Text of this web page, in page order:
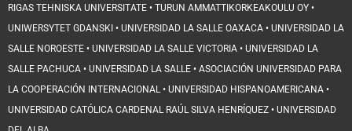
RIGAS TEHNISKA UNIVERSITATE • TURUN AMMATTIKORKEAKOULU OY •
UNIWERSYTET GDANSKI • UNIVERSIDAD LA SALLE OAXACA • UNIVERSIDAD LA
SALLE NOROESTE • UNIVERSIDAD LA SALLE VICTORIA • UNIVERSIDAD LA
SALLE PACHUCA • UNIVERSIDAD LA SALLE • ASOCIACIÓN UNIVERSIDAD PARA
LA COOPERACIÓN INTERNACIONAL • UNIVERSIDAD HISPANOAMERICANA •
UNIVERSIDAD CATÓLICA CARDENAL RAÚL SILVA HENRÍQUEZ • UNIVERSIDAD